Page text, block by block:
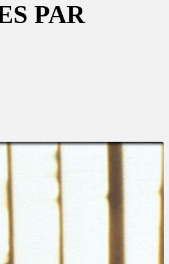
PAR